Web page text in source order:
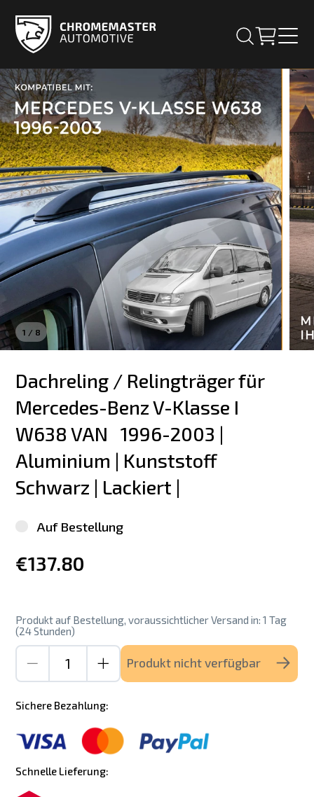
1 / 8
Dachreling / Relingträger für
Mercedes-Benz V-Klasse I
W638 VAN   1996-2003 |
Aluminium | Kunststoff
Schwarz | Lackiert |
Auf Bestellung
€137.80
Produkt auf Bestellung, voraussichtlicher Versand in: 1 Tag
(24 Stunden)
Produkt nicht verfügbar
Sichere Bezahlung:
Schnelle Lieferung: